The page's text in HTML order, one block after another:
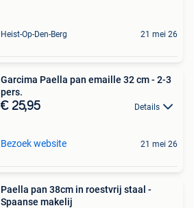
Heist-Op-Den-Berg 21 mei 26
Garcima Paella pan emaille 32 cm - 2-3
pers.
€ 25,95 Details
Bezoek website 21 mei 26
Paella pan 38cm in roestvrij staal -
Spaanse makelij